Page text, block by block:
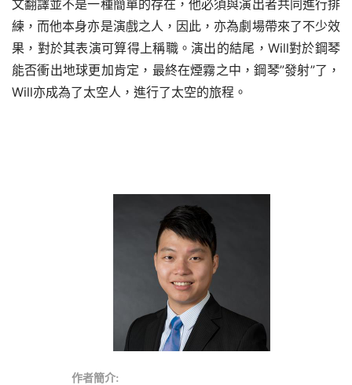
文翻譯並不是一種簡單的存在，他必須與演出者共同進行排
練，而他本身亦是演戲之人，因此，亦為劇場帶來了不少效
果，對於其表演可算得上稱職。演出的結尾，Will對於鋼琴
能否衝出地球更加肯定，最終在煙霧之中，鋼琴”發射”了，
Will亦成為了太空人，進行了太空的旅程。
作者簡介: